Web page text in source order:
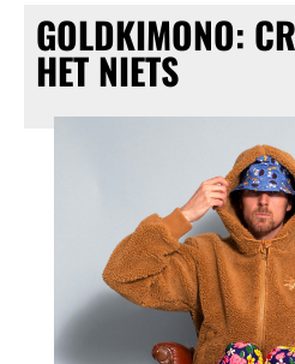
GOLDKIMONO:
HET NIETS